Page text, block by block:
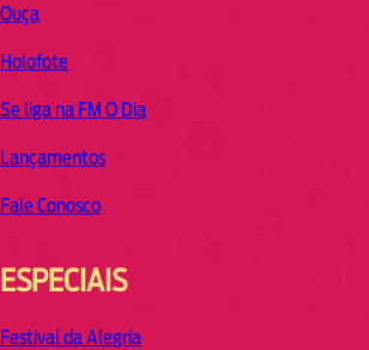
Ouça
Holofote
Se liga na FM O Dia
Lançamentos
Fale Conosco
ESPECIAIS
Festival da Alegria